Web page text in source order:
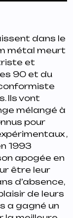
dans le
métal meurt
et
90 et du
Ils vont
mélangé à
pour
,
1993
apogée en
être leur
d’absence,
de leurs
a gagné un